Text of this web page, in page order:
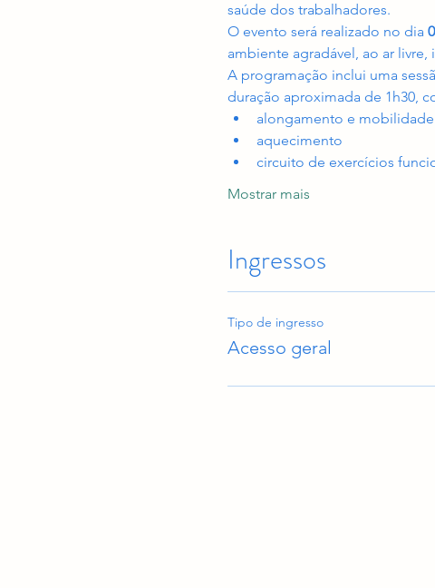
saúde dos trabalhadores.
O evento será realizado no dia
ambiente agradável, ao ar
A programação inclui uma
duração aproximada de 1h30,
alongamento e
aquecimento
circuito de exercícios
Mostrar mais
Ingressos
Tipo de ingresso
Acesso geral